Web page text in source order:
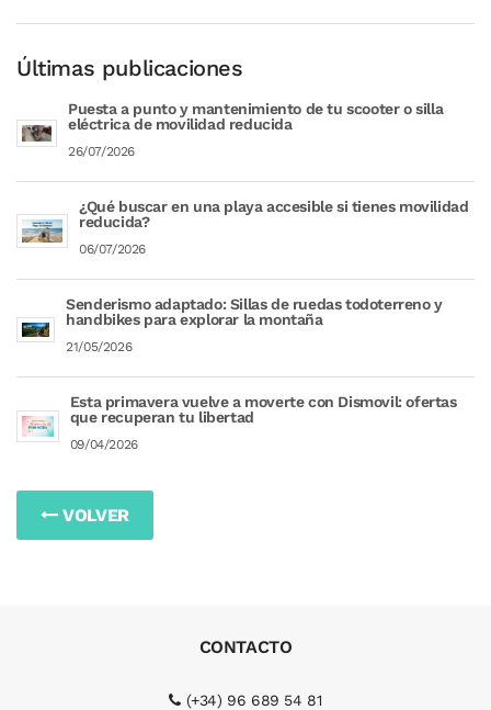
Últimas publicaciones
Puesta a punto y mantenimiento de tu scooter o silla
eléctrica de movilidad reducida
26/07/2026
¿Qué buscar en una playa accesible si tienes movilidad
reducida?
06/07/2026
Senderismo adaptado: Sillas de ruedas todoterreno y
handbikes para explorar la montaña
21/05/2026
Esta primavera vuelve a moverte con Dismovil: ofertas
que recuperan tu libertad
09/04/2026
VOLVER
CONTACTO
(+34) 96 689 54 81